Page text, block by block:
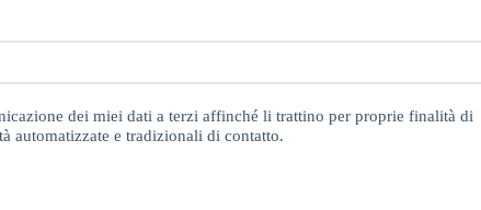
dei miei dati a terzi affinché li trattino per proprie finalità di
automatizzate e tradizionali di contatto.